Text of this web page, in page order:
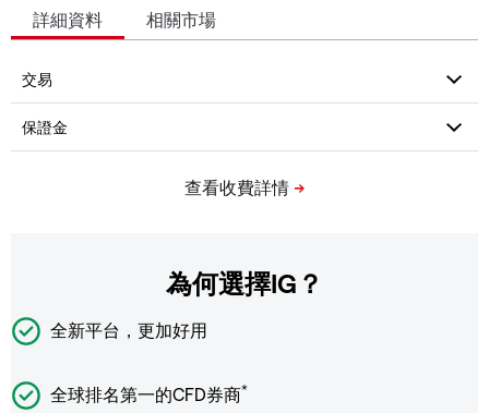
詳細資料 相關市場
為何選擇IG？
全新平台，更加好用
全球排名第一的CFD券商*